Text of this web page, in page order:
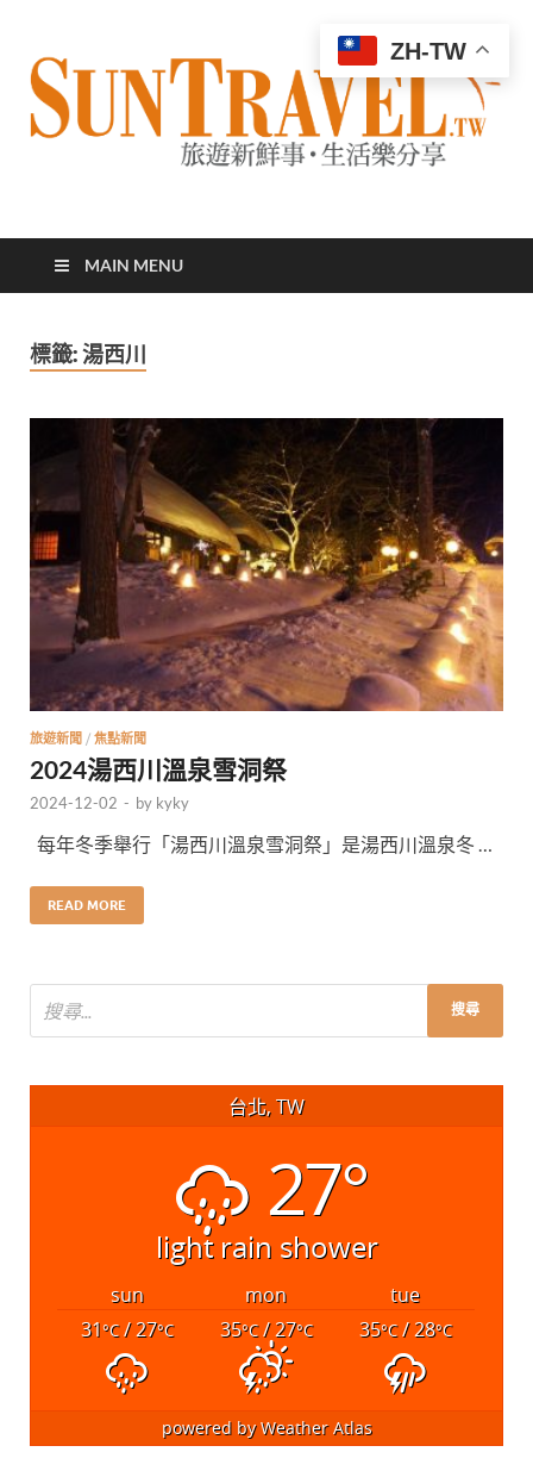
太陽網
MAIN MENU
標籤:湯西川
旅遊新聞 / 焦點新聞
2024湯西川溫泉雪洞祭
2024-12-02 - by kyky
每年冬季舉行「湯西川溫泉雪洞祭」是湯西川溫泉冬 …
READ MORE
台北, TW
27°
light rain shower
sun mon
tue
31°C/ 27°C 35°C/ 27°C 35°C/ 28°C
powered byWeather Atlas
ZH-TW